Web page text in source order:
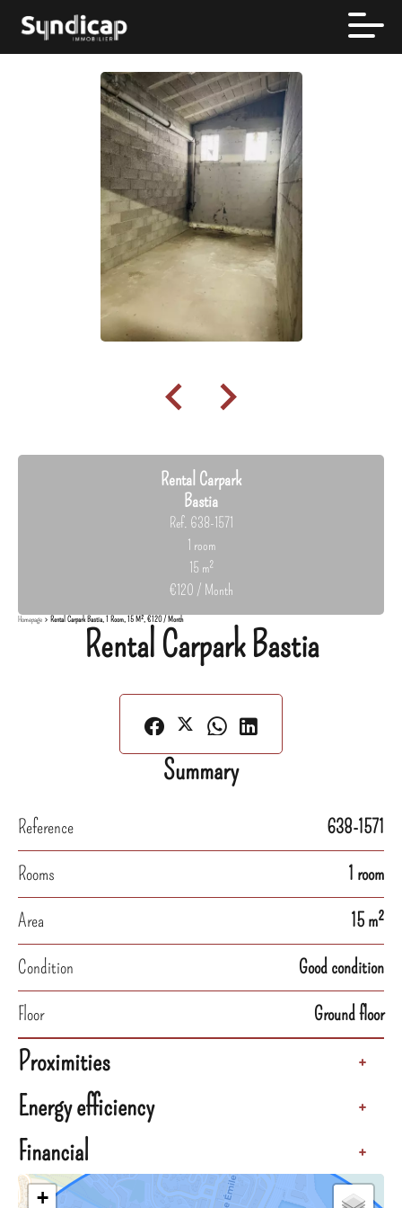
Rental Carpark
Bastia
Ref. 638-1571
1 room
15 m²
€120 / Month
Homepage Rental Carpark Bastia, 1 Room, 15 M², €120 / Month
Rental Carpark Bastia
Summary
Reference
638-1571
Rooms
1 room
Area
15 m²
Condition
Good condition
Floor
Ground floor
Proximities +
Energy efficiency +
Financial +
+